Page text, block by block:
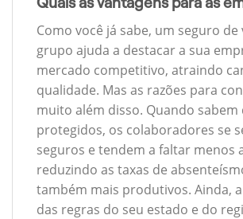
Como você já sabe, um seguro de
grupo ajuda a destacar a sua
mercado competitivo, atraindo
qualidade. Mas as razões para
muito além disso. Quando sabem
protegidos, os colaboradores se
seguros e tendem a faltar menos
reduzindo as taxas de
também mais produtivos. Ainda,
das regras do seu estado e do